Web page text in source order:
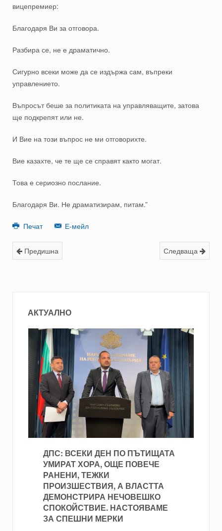
вицепремиер:
Благодаря Ви за отговора.
Разбира се, не е драматично.
Сигурно всеки може да се издържа сам, въпреки
управлението.
Въпросът беше за политиката на управляващите, затова
ще подкрепят или не.
И Вие на този въпрос не ми отговорихте.
Вие казахте, че те ще се справят както могат.
Това е сериозно послание.
Благодаря Ви. Не драматизирам, питам.”
Печат Е-мейл
Предишна Следваща
АКТУАЛНО
ДПС: ВСЕКИ ДЕН ПО ПЪТИЩАТА
УМИРАТ ХОРА, ОЩЕ ПОВЕЧЕ
РАНЕНИ, ТЕЖКИ
ПРОИЗШЕСТВИЯ, А ВЛАСТТА
ДЕМОНСТРИРА НЕЧОВЕШКО
СПОКОЙСТВИЕ. НАСТОЯВАМЕ
ЗА СПЕШНИ МЕРКИ